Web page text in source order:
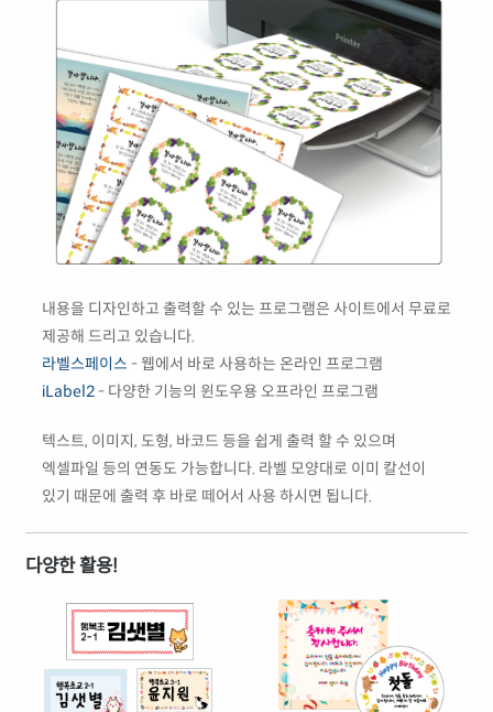
내용을 디자인하고 출력할 수 있는 프로그램은 사이트에서 무료로
제공해 드리고 있습니다.
라벨스페이스 - 웹에서 바로 사용하는 온라인 프로그램
iLabel2- 다양한 기능의 윈도우용 오프라인 프로그램
텍스트, 이미지, 도형, 바코드 등을 쉽게 출력 할 수 있으며
엑셀파일 등의 연동도 가능합니다. 라벨 모양대로 이미 칼선이
있기 때문에 출력 후 바로 떼어서 사용 하시면 됩니다.
다양한 활용!